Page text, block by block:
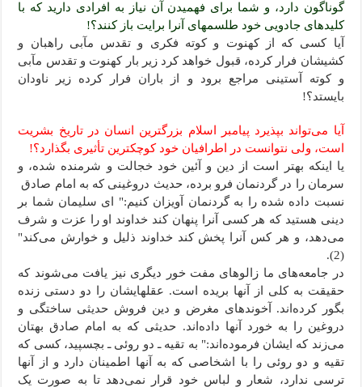
گوناگون دارد، و شما برای فهمیدن آن نیاز به افرادی دارید که با
کلیدهای جادویی خود طلسمهای آنرا برایت باز کنند؟!
آیا کسی که از کهنوت و کوته فکری و تقدس مآبی راهبان و
کشیشان فرار کرده، قبول خواهد کرد زیر بار کهنوت و تقدس مآبی
و کوته آستینی مراجع برود و از باران فرار کرده زیر ناودان
بایستد؟!
آیا می‌تواند بپذیرد پیامبر اسلام بزرگترین انسان در تاریخ بشریت
است، ولی نتوانست در اطرافیان خود کوچکترین تأثیری بگذارد؟!
یا اینکه بهتر است از دین و آئین خود خجالت و شرمنده شده، و
سرمان را در گردنمان فرو برده، حدیث دروغینی که به امام صادق
نسبت داده شده را به گردنمان آویزان کنیم:" ای سلیمان شما بر
دینی هستید که هر کسی آنرا پنهان کند خداوند او را عزت و شرف
می‌دهد، و هر کس آنرا پخش کند خداوند ذلیل و خوارش می‌کند"
(2).
در جامعه‌های ما زالوهای مفت خور دیگری نیز یافت می‌شوند که
حقیقت به کلی از آنها بریده است. عقلهایشان را دو دستی زنده
بگور کرده‌اند. آخوندهای مغرض و دین فروش حدیثی ساختگی و
دروغین را به خورد آنها داده‌اند. حدیثی که به امام صادق بهتان
می‌زند که ایشان فرموده‌اند:" به تقیه ـ دو روئی ـ بچسپید، کسی که
تقیه و دو روئی را با اشخاصی که به آنها اطمینان دارد و از آنها
ترسی ندارد، شعار و لباس خود قرار نمی‌دهد تا به صورت یک